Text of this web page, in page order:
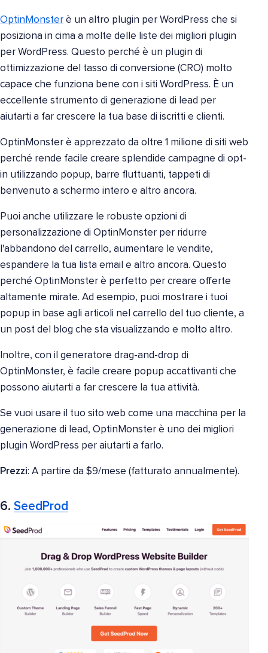
OptinMonster è un altro plugin per WordPress che si
posiziona in cima a molte delle liste dei migliori plugin
per WordPress. Questo perché è un plugin di
ottimizzazione del tasso di conversione (CRO) molto
capace che funziona bene con i siti WordPress. È un
eccellente strumento di generazione di lead per
aiutarti a far crescere la tua base di iscritti e clienti.
OptinMonster è apprezzato da oltre 1 milione di siti web
perché rende facile creare splendide campagne di opt-
in utilizzando popup, barre fluttuanti, tappeti di
benvenuto a schermo intero e altro ancora.
Puoi anche utilizzare le robuste opzioni di
personalizzazione di OptinMonster per ridurre
l'abbandono del carrello, aumentare le vendite,
espandere la tua lista email e altro ancora. Questo
perché OptinMonster è perfetto per creare offerte
altamente mirate. Ad esempio, puoi mostrare i tuoi
popup in base agli articoli nel carrello del tuo cliente, a
un post del blog che sta visualizzando e molto altro.
Inoltre, con il generatore drag-and-drop di
OptinMonster, è facile creare popup accattivanti che
possono aiutarti a far crescere la tua attività.
Se vuoi usare il tuo sito web come una macchina per la
generazione di lead, OptinMonster è uno dei migliori
plugin WordPress per aiutarti a farlo.
Prezzi: A partire da $9/mese (fatturato annualmente).
6. SeedProd